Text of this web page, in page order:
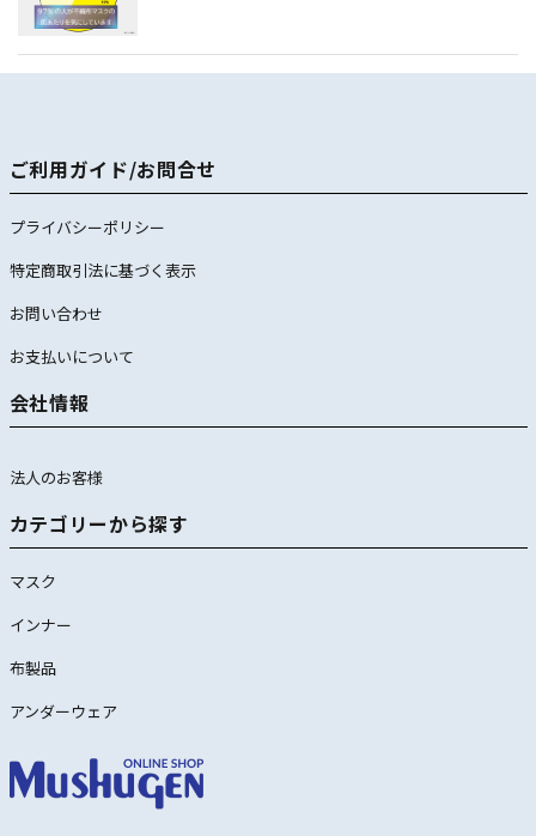
ご利用ガイド/お問合せ
プライバシーポリシー
特定商取引法に基づく表示
お問い合わせ
お支払いについて
会社情報
法人のお客様
カテゴリーから探す
マスク
インナー
布製品
アンダーウェア